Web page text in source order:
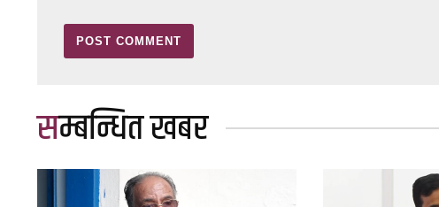
सम्बन्धित खबर